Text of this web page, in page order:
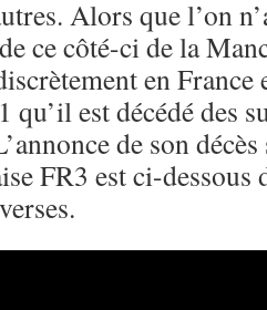
Alors que l’on
ce côté-ci de la
en France
qu’il est décédé des
de son
FR3 est ci-dessous